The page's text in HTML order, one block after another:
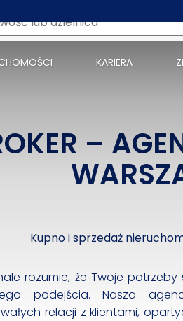
KARIERA
–
Kupno i sprzedaż
rozumie, że Twoje potrzeby
podejścia. Nasza
relacji z klientami,